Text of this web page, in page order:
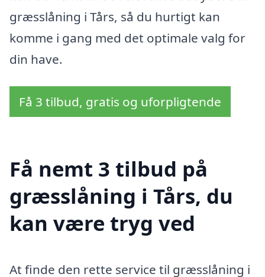
græsslåning i Tårs, så du hurtigt kan
komme i gang med det optimale valg for
din have.
Få 3 tilbud, gratis og uforpligtende
Få nemt 3 tilbud på
græsslåning i Tårs, du
kan være tryg ved
At finde den rette service til græsslåning i